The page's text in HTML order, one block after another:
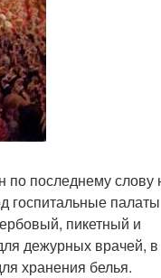
последнему слову
госпитальные палаты
пикетный и
дежурных врачей, в
хранения белья.